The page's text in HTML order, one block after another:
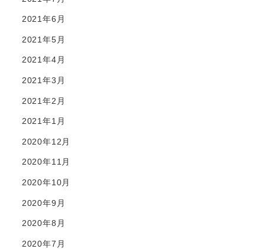
2021年6月
2021年5月
2021年4月
2021年3月
2021年2月
2021年1月
2020年12月
2020年11月
2020年10月
2020年9月
2020年8月
2020年7月